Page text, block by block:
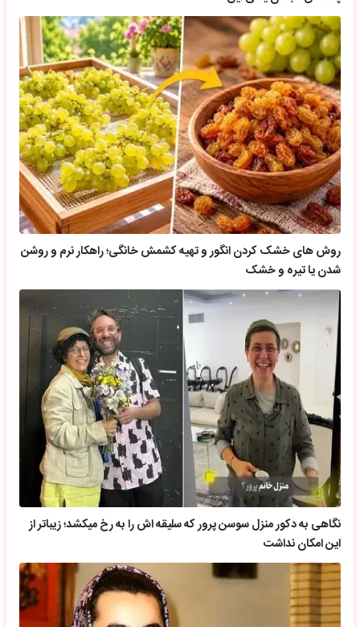
روش های خشک کردن انگور و تهیه کشمش خانگی؛ راهکار نرم و روشن
شدن یا تیره و خشک
نگاهی به دکور منزل سوسن پرور که سلیقه اش را به رخ میکشد؛ زیباتر از
این امکان نداشت